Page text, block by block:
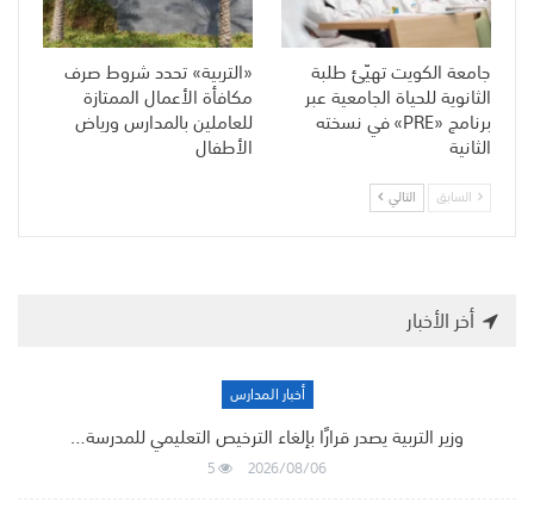
جامعة الكويت تهيّئ طلبة
الثانوية للحياة الجامعية عبر
برنامج «PRE» في نسخته
الثانية
«التربية» تحدد شروط صرف
مكافأة الأعمال الممتازة
للعاملين بالمدارس ورياض
الأطفال
السابق التالي
أخر الأخبار
أخبار المدارس
وزير التربية يصدر قرارًا بإلغاء الترخيص التعليمي للمدرسة…
2026/08/06
5